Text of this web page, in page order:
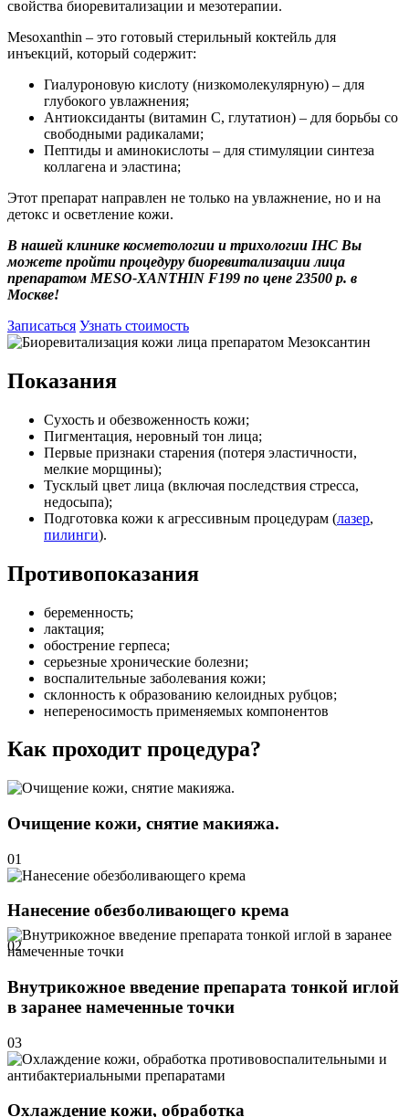
свойства биоревитализации и мезотерапии.
Mesoxanthin – это готовый стерильный коктейль для
инъекций, который содержит:
Гиалуроновую кислоту (низкомолекулярную) – для
глубокого увлажнения;
Антиоксиданты (витамин С, глутатион) – для борьбы со
свободными радикалами;
Пептиды и аминокислоты – для стимуляции синтеза
коллагена и эластина;
Этот препарат направлен не только на увлажнение, но и на
детокс и осветление кожи.
В нашей клинике косметологии и трихологии IHC Вы
можете пройти процедуру биоревитализации лица
препаратом MESO-XANTHIN F199 по цене 23500 р. в
Москве!
Записаться Узнать стоимость
Показания
Сухость и обезвоженность кожи;
Пигментация, неровный тон лица;
Первые признаки старения (потеря эластичности,
мелкие морщины);
Тусклый цвет лица (включая последствия стресса,
недосыпа);
Подготовка кожи к агрессивным процедурам (лазер,
пилинги).
Противопоказания
беременность;
лактация;
обострение герпеса;
серьезные хронические болезни;
воспалительные заболевания кожи;
склонность к образованию келоидных рубцов;
непереносимость применяемых компонентов
Как проходит процедура?
Очищение кожи, снятие макияжа.
01
Нанесение обезболивающего крема
02
Внутрикожное введение препарата тонкой иглой
в заранее намеченные точки
03
Охлаждение кожи, обработка